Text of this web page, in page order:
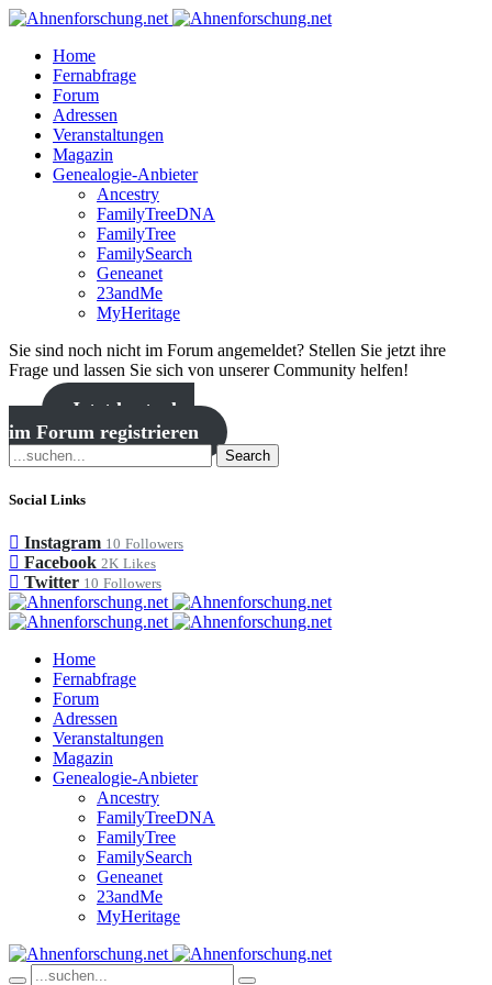
Home
Fernabfrage
Forum
Adressen
Veranstaltungen
Magazin
Genealogie-Anbieter
Ancestry
FamilyTreeDNA
FamilyTree
FamilySearch
Geneanet
23andMe
MyHeritage
Sie sind noch nicht im Forum angemeldet? Stellen Sie jetzt ihre
Frage und lassen Sie sich von unserer Community helfen!
Jetzt kostenlos
im Forum registrieren
Search
Social Links
Instagram 10 Followers
Facebook 2K Likes
Twitter 10 Followers
Home
Fernabfrage
Forum
Adressen
Veranstaltungen
Magazin
Genealogie-Anbieter
Ancestry
FamilyTreeDNA
FamilyTree
FamilySearch
Geneanet
23andMe
MyHeritage